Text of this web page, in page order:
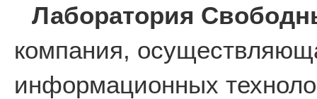
Лаборатория
компания,
информационных